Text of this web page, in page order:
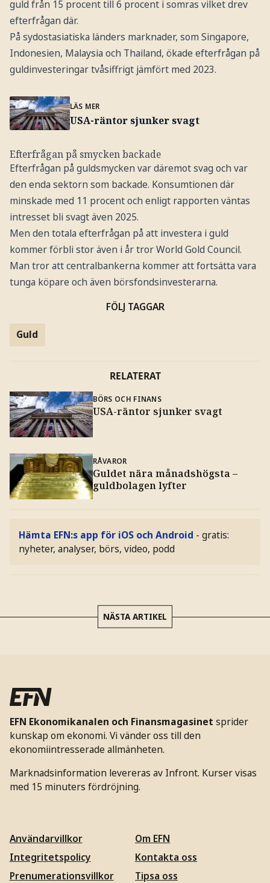
guld från 15 procent till 6 procent i somras vilket drev
efterfrågan där.
På sydostasiatiska länders marknader, som Singapore,
Indonesien, Malaysia och Thailand, ökade efterfrågan på
guldinvesteringar tvåsiffrigt jämfört med 2023.
LÄS MER
USA-räntor sjunker svagt
Efterfrågan på smycken backade
Efterfrågan på guldsmycken var däremot svag och var
den enda sektorn som backade. Konsumtionen där
minskade med 11 procent och enligt rapporten väntas
intresset bli svagt även 2025.
Men den totala efterfrågan på att investera i guld
kommer förbli stor även i år tror World Gold Council.
Man tror att centralbankerna kommer att fortsätta vara
tunga köpare och även börsfondsinvesterarna.
FÖLJ TAGGAR
Guld
RELATERAT
BÖRS OCH FINANS
USA-räntor sjunker svagt
RÅVAROR
Guldet nära månadshögsta –
guldbolagen lyfter
Hämta EFN:s app för iOS och Android - gratis:
nyheter, analyser, börs, video, podd
NÄSTA ARTIKEL
EFN Ekonomikanalen och Finansmagasinet sprider
kunskap om ekonomi. Vi vänder oss till den
ekonomiintresserade allmänheten.
Marknadsinformation levereras av Infront. Kurser visas
med 15 minuters fördröjning.
Användarvillkor
Integritetspolicy
Prenumerationsvillkor
Om EFN
Kontakta oss
Tipsa oss